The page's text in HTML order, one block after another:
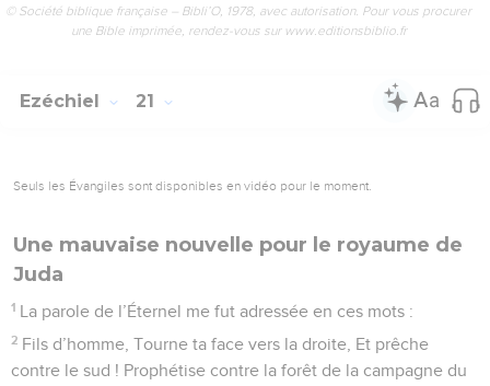
© Société biblique française – Bibli’O, 1978, avec autorisation. Pour vous procurer
une Bible imprimée, rendez-vous sur www.editionsbiblio.fr
Ezéchiel 21
Seuls les Évangiles sont disponibles en vidéo pour le moment.
Une mauvaise nouvelle pour le royaume de
Juda
1 La parole de l’Éternel me fut adressée en ces mots :
2 Fils d’homme, Tourne ta face vers la droite, Et prêche
contre le sud ! Prophétise contre la forêt de la campagne du